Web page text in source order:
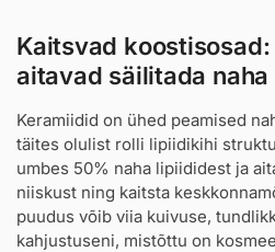
Kaitsvad
aitavad säilitada
Keramiidid on ühed peamised
täites olulist rolli lipiidikihi
umbes 50% naha lipiididest ja
niiskust ning kaitsta
puudus võib viia kuivuse,
kahjustuseni, mistõttu on